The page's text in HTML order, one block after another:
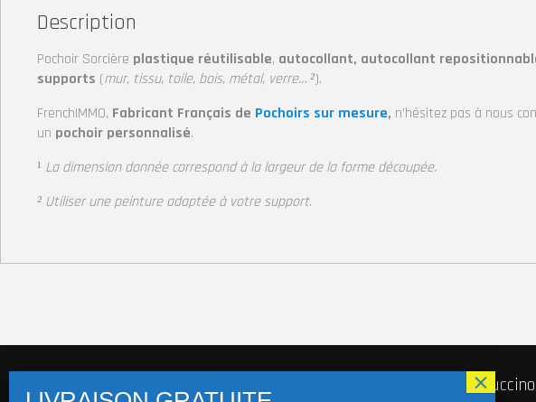
Description
Pochoir Sorcière plastique réutilisable, autocollant, autocollant
supports (mur, tissu, toile, bois, métal, verre… ²).
FrenchIMMO, Fabricant Français de Pochoirs sur mesure, n’hésitez pas à nous
un pochoir personnalisé.
¹ La dimension donnée correspond à la largeurde la forme découpée.
² Utiliser une peinture adaptée à votre support.
Pochoir Café,